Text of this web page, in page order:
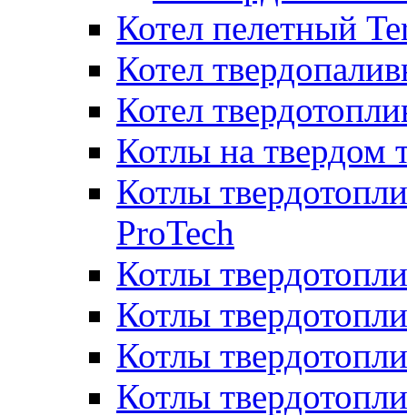
Котел пелетный
Котел
Котел
Котлы на твердом
Котлы
ProTech
Котлы
Котлы
Котлы
Котлы